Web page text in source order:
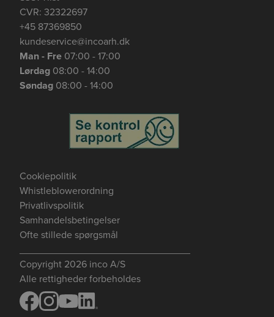
CVR: 32322697
+45 87369850
kundeservice@incoarh.dk
Man - Fre 07:00 - 17:00
Lørdag 08:00 - 14:00
Søndag 08:00 - 14:00
Cookiepolitik
Whistleblowerordning
Privatlivspolitik
Samhandelsbetingelser
Ofte stillede spørgsmål
Copyright 2026 inco A/S
Alle rettigheder forbeholdes